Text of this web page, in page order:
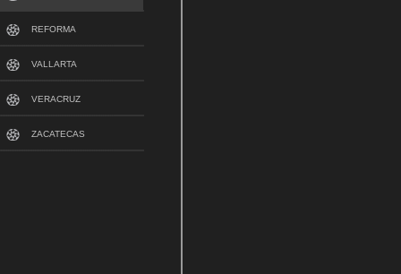
REFORMA
VALLARTA
VERACRUZ
ZACATECAS